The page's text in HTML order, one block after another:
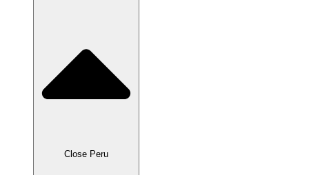
Close Peru